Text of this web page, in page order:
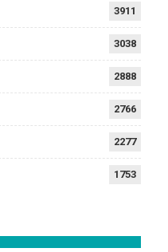
3911
3038
2888
2766
2277
1753